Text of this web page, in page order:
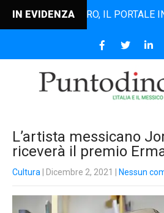
IN EVIDENZAIL PORTALE
L’artista messicano
riceverà il premio
Cultura | Dicembre 2, 2021 Nessun